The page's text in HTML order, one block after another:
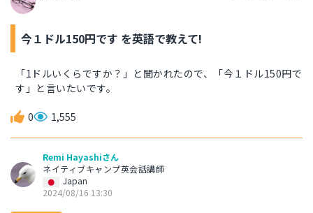
今１ドル150円です を英語で教えて!
「1ドルいくらですか？」と聞かれたので、「今１ドル150円で
す」と言いたいです。
0 1,555
Remi Hayashiさん
ネイティブキャンプ英会話講師
Japan
2024/08/16 13:30